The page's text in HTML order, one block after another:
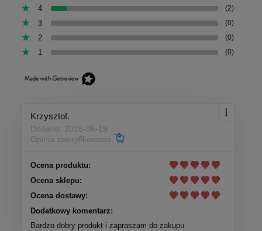
4 (2)
3 (0)
2 (0)
1 (0)
Krzysztof.
Dodano: 2026-06-19
Opinia zweryfikowana
Ocena produktu:
Ocena sklepu:
Ocena dostawy:
Dodatkowy komentarz:
Bardzo dobry produkt i zapraszam do zakupu